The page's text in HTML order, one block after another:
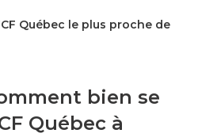
Québec le plus proche de
bien se
Québec à